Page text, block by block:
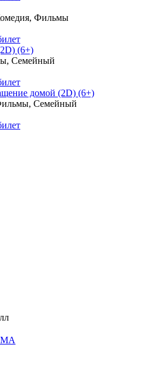
Фильмы
(6+)
Семейный
домой (2D) (6+)
Семейный